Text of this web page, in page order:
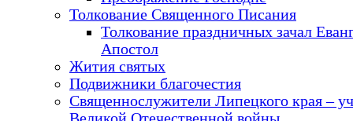
Толкование Священного Писания
Толкование праздничных зачал
Апостол
Жития святых
Подвижники благочестия
Священнослужители Липецкого края –